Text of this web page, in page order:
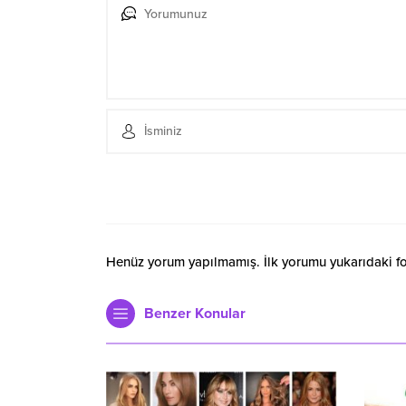
Henüz yorum yapılmamış. İlk yorumu yukarıdaki
Benzer Konular